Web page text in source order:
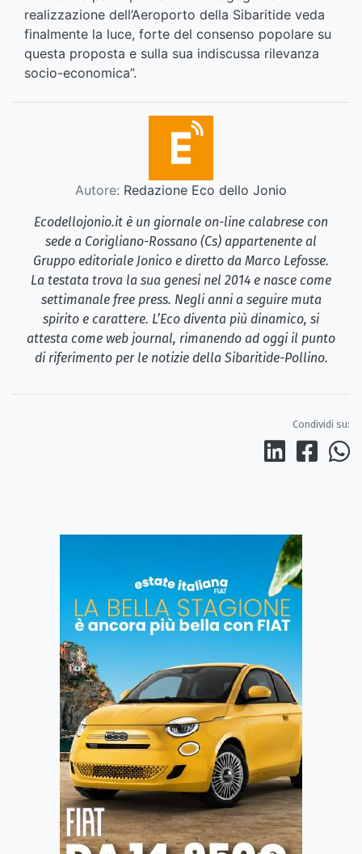
realizzazione dell’Aeroporto della Sibaritide veda
finalmente la luce, forte del consenso popolare su
questa proposta e sulla sua indiscussa rilevanza
socio-economica”.
Autore: Redazione Eco dello Jonio
Ecodellojonio.it è un giornale on-line calabrese con
sede a Corigliano-Rossano (Cs) appartenente al
Gruppo editoriale Jonico e diretto da Marco Lefosse.
La testata trova la sua genesi nel 2014 e nasce come
settimanale free press. Negli anni a seguire muta
spirito e carattere. L’Eco diventa più dinamico, si
attesta come web journal, rimanendo ad oggi il punto
di riferimento per le notizie della Sibaritide-Pollino.
Condividi su: